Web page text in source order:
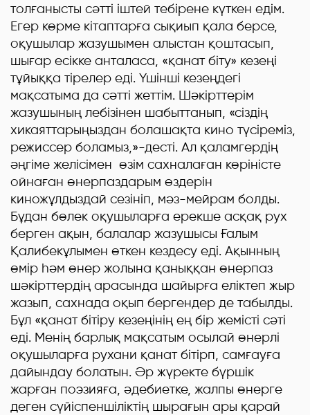
толғанысты сәтті іштей тебірене күткен едім.
Егер көрме кітаптарға сықиып қала берсе,
оқушылар жазушымен алыстан қоштасып,
шығар есікке анталаса, «қанат біту» кезеңі
тұйыққа тірелер еді. Үшінші кезеңдегі
мақсатыма да сәтті жеттім. Шәкірттерім
жазушының лебізінен шабыттанып, «сіздің
хикаяттарыңыздан болашақта кино түсіреміз,
режиссер боламыз,»-десті. Ал қаламгердің
әңгіме желісімен өзім сахналаған көріністе
ойнаған өнерпаздарым өздерін
киножұлдыздай сезініп, мәз-мейрам болды.
Бұдан бөлек оқушыларға ерекше асқақ рух
берген ақын, балалар жазушысы Ғалым
Қалибекұлымен өткен кездесу еді. Ақынның
өмір һәм өнер жолына қаныққан өнерпаз
шәкірттердің арасында шайырға еліктеп жыр
жазып, сахнада оқып бергендер де табылды.
Бұл «қанат бітіру кезеңінің ең бір жемісті сәті
еді. Менің барлық мақсатым осылай өнерлі
оқушыларға рухани қанат бітірп, самғауға
дайындау болатын. Әр жүректе бүршік
жарған поэзияға, әдебиетке, жалпы өнерге
деген сүйіспеншіліктің шырағын ары қарай